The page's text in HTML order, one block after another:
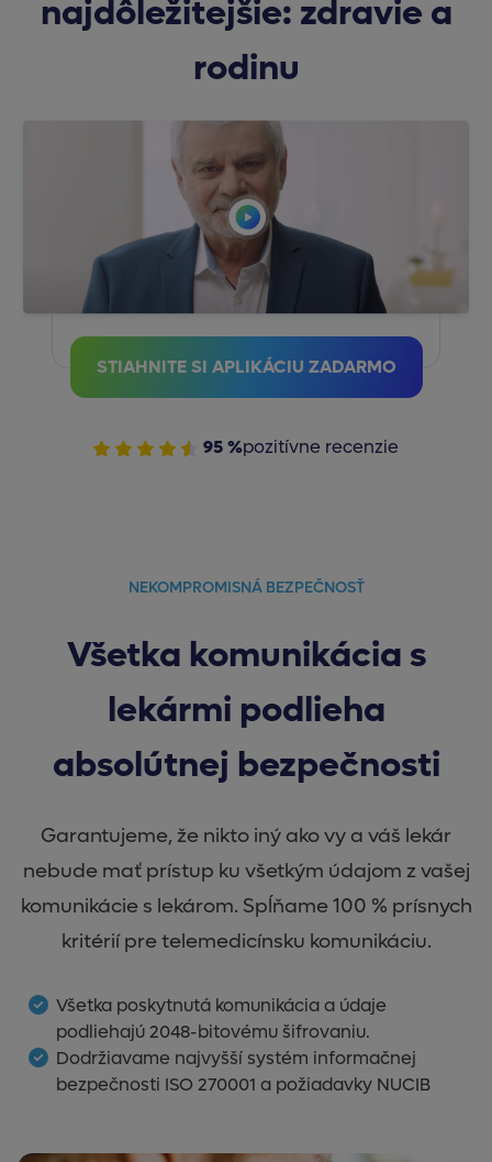
najdôležitejšie: zdravie a
rodinu
STIAHNITE SI APLIKÁCIU ZADARMO
95 %pozitívne recenzie
NEKOMPROMISNÁ BEZPEČNOSŤ
Všetka komunikácia s
lekármi podlieha
absolútnej bezpečnosti
Garantujeme, že nikto iný ako vy a váš lekár
nebude mať prístup ku všetkým údajom z vašej
komunikácie s lekárom. Spĺňame 100 % prísnych
kritérií pre telemedicínsku komunikáciu.
Všetka poskytnutá komunikácia a údaje
podliehajú 2048-bitovému šifrovaniu.
Dodržiavame najvyšší systém informačnej
bezpečnosti ISO 270001 a požiadavky NUCIB